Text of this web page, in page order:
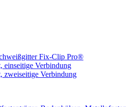
Fix-Clip Pro®
einseitige Verbindung
zweiseitige Verbindung